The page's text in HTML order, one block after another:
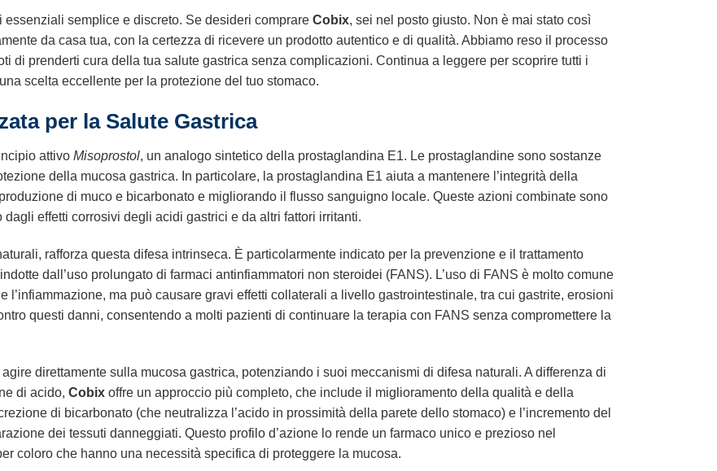
essenziali semplice e discreto. Se desideri comprare Cobix, sei nel posto giusto. Non è mai stato così
da casa tua, con la certezza di ricevere un prodotto autentico e di qualità. Abbiamo reso il processo
di prenderti cura della tua salute gastrica senza complicazioni. Continua a leggere per scoprire tutti i
una scelta eccellente per la protezione del tuo stomaco.
per la Salute Gastrica
attivo Misoprostol, un analogo sintetico della prostaglandina E1. Le prostaglandine sono sostanze
della mucosa gastrica. In particolare, la prostaglandina E1 aiuta a mantenere l’integrità della
di muco e bicarbonato e migliorando il flusso sanguigno locale. Queste azioni combinate sono
effetti corrosivi degli acidi gastrici e da altri fattori irritanti.
rafforza questa difesa intrinseca. È particolarmente indicato per la prevenzione e il trattamento
dall’uso prolungato di farmaci antinfiammatori non steroidei (FANS). L’uso di FANS è molto comune
l’infiammazione, ma può causare gravi effetti collaterali a livello gastrointestinale, tra cui gastrite, erosioni
questi danni, consentendo a molti pazienti di continuare la terapia con FANS senza compromettere la
direttamente sulla mucosa gastrica, potenziando i suoi meccanismi di difesa naturali. A differenza di
di acido, Cobix offre un approccio più completo, che include il miglioramento della qualità e della
di bicarbonato (che neutralizza l’acido in prossimità della parete dello stomaco) e l’incremento del
dei tessuti danneggiati. Questo profilo d’azione lo rende un farmaco unico e prezioso nel
coloro che hanno una necessità specifica di proteggere la mucosa.